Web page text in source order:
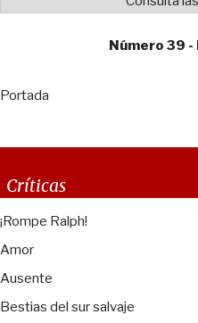
Número 39
Portada
Críticas
¡Rompe Ralph!
Amor
Ausente
Bestias del sur salvaje